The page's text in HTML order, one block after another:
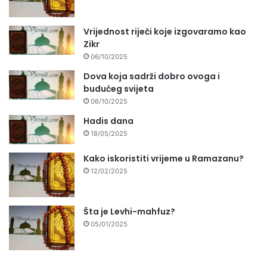
Vrijednost riječi koje izgovaramo kao
Zikr
06/10/2025
Dova koja sadrži dobro ovoga i
budućeg svijeta
06/10/2025
Hadis dana
18/05/2025
Kako iskoristiti vrijeme u Ramazanu?
12/02/2025
Šta je Levhi-mahfuz?
05/01/2025